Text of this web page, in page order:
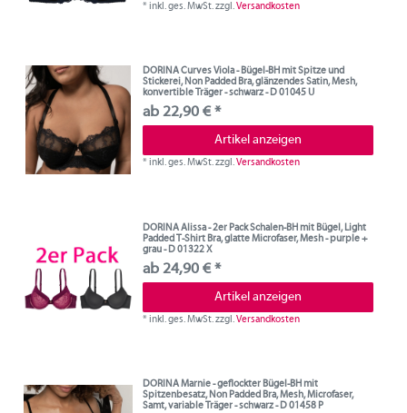
*inkl. ges. MwSt.zzgl.Versandkosten
DORINA Curves Viola - Bügel-BH mit Spitze und
Stickerei, Non Padded Bra, glänzendes Satin, Mesh,
konvertible Träger - schwarz - D 01045 U
ab 22,90 € *
Artikel anzeigen
*inkl. ges. MwSt.zzgl.Versandkosten
DORINA Alissa - 2er Pack Schalen-BH mit Bügel, Light
Padded T-Shirt Bra, glatte Microfaser, Mesh - purple +
grau - D 01322 X
ab 24,90 € *
Artikel anzeigen
*inkl. ges. MwSt.zzgl.Versandkosten
DORINA Marnie - geflockter Bügel-BH mit
Spitzenbesatz, Non Padded Bra, Mesh, Microfaser,
Samt, variable Träger - schwarz - D 01458 P